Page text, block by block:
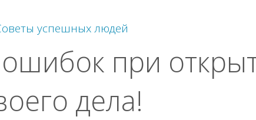
успешных людей
при
дела!